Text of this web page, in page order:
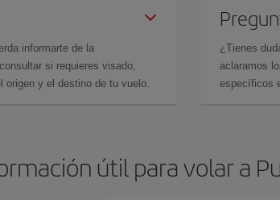
informarte de la
si requieres visado,
origen y el destino de tu vuelo.
¿Tienes
aclaramos
específicos
útil para volar a